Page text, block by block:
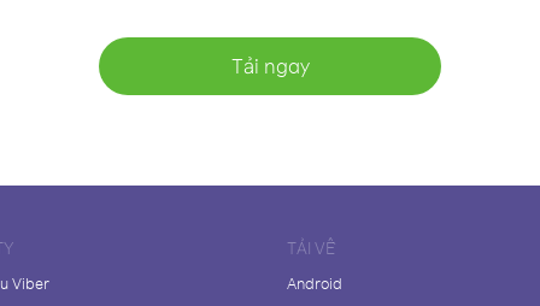
Tải ngay
Viber
TẢI VỀ
Android